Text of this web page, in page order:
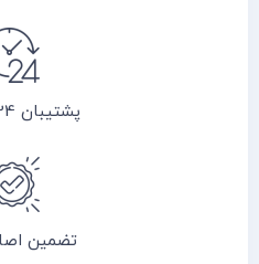
پشتیبان 24 ساعت
تضمین